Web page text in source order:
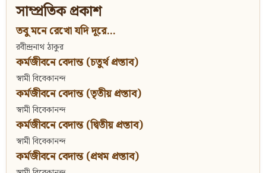
সাম্প্রতিক প্রকাশ
তবু মনে রেখো যদি দূরে...
রবীন্দ্রনাথ ঠাকুর
কর্মজীবনে বেদান্ত (চতুর্থ প্রস্তাব)
স্বামী বিবেকানন্দ
কর্মজীবনে বেদান্ত (তৃতীয় প্রস্তাব)
স্বামী বিবেকানন্দ
কর্মজীবনে বেদান্ত (দ্বিতীয় প্রস্তাব)
স্বামী বিবেকানন্দ
কর্মজীবনে বেদান্ত (প্রথম প্রস্তাব)